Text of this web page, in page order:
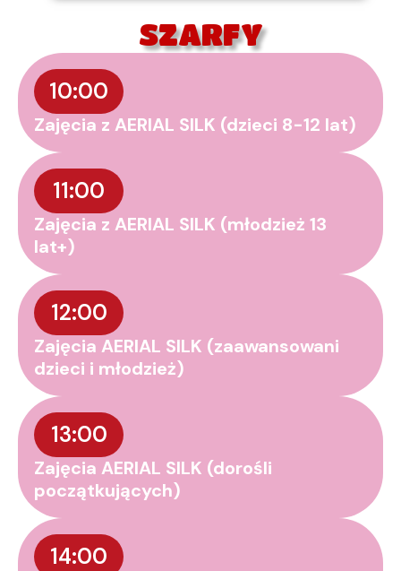
SZARFY
10:00
Zajęcia z AERIAL SILK (dzieci 8-12 lat)
11:00
Zajęcia z AERIAL SILK (młodzież 13
lat+)
12:00
Zajęcia AERIAL SILK (zaawansowani
dzieci i młodzież)
13:00
Zajęcia AERIAL SILK (dorośli
początkujących)
14:00